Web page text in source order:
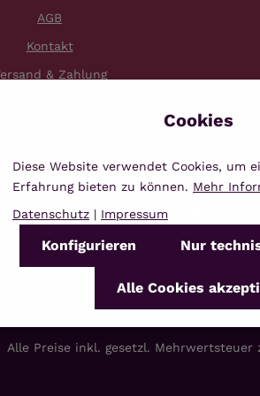
AGB
Kontakt
& Zahlung
Alle Preise inkl. gesetzl. Mehrwertsteuer
Diese Website verwendet Cookies, um
Erfahrung bieten zu können. Mehr
Datenschutz | Impressum
Nur
Konfigurieren
Alle Cookies